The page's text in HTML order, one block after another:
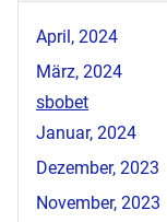
April, 2024
März, 2024
sbobet
Januar, 2024
Dezember, 2023
November, 2023